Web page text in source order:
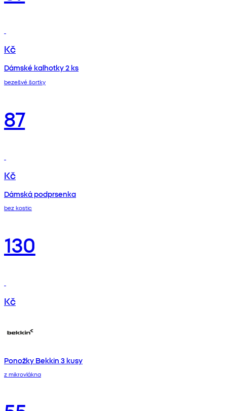
Kč
Dámské kalhotky 2 ks
bezešvé šortky
87
Kč
Dámská podprsenka
bez kostic
130
Kč
Ponožky Bekkin 3 kusy
z mikrovlákna